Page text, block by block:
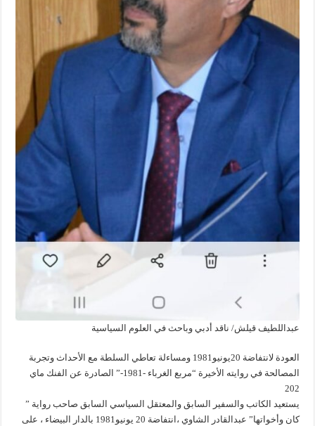
عبداللطيف قيلش/ ناقد أدبي وباحث في العلوم السياسية
العودة لانتفاضة 20يونيو1981 ومساءلة تعاطي السلطة مع الأحداث وتجربة
المصالحة في روايته الأخيرة “مربع الغرباء -1981-” الصادرة عن الفنك ماي
202
يستعيد الكاتب والسفير السابق والمعتقل السياسي السابق صاحب رواية ”
كان وأخواتها” عبدالقادر الشاوي ،انتفاضة 20 يونيو1981 بالدار البيضاء ، على